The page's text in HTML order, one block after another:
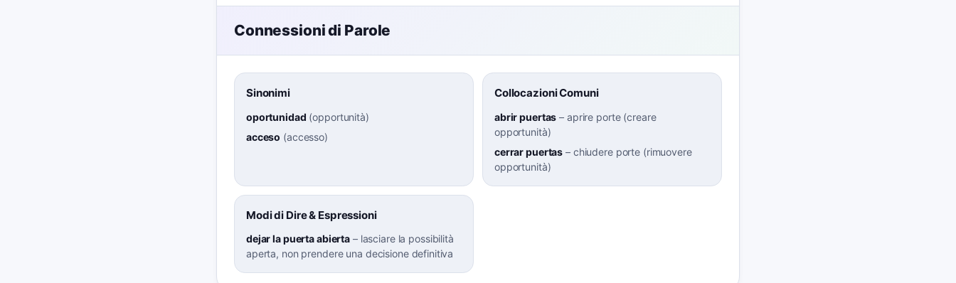
Connessioni di Parole
Sinonimi
oportunidad (opportunità)
acceso (accesso)
Collocazioni Comuni
abrir puertas – aprire porte (creare
opportunità)
cerrar puertas – chiudere porte (rimuovere
opportunità)
Modi di Dire & Espressioni
dejar la puerta abierta – lasciare la possibilità
aperta, non prendere una decisione definitiva